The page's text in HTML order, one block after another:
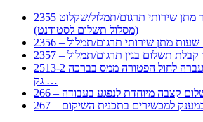
2355 דרישה לתשלום עבור מתן שירותי תרגום/תמלול/שקלוט
(מסלול תשלום לסטודנט)
שעות מתן שירותי תרגום/תמלול
קבלת תשלום בגין תרגום/תמלול
2513-2 טופס חדש הצהרה על העברה לחול הפטורה ממס בברכה
גק …
לתשלום קצבה מיוחדת לנפגע בעבודה
במענק למכשירים בתכנית השיקום